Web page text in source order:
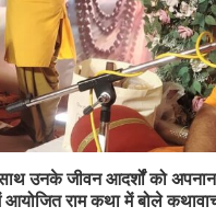
उनके जीवन आदर्शों को
आयोजित राम कथा में बोले